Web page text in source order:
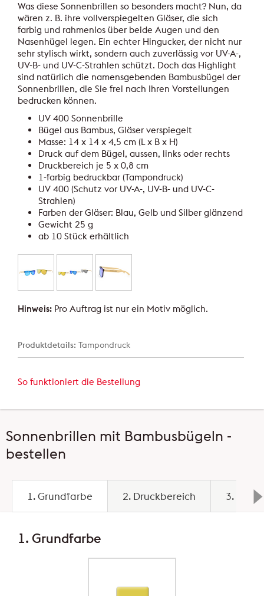
Was diese Sonnenbrillen so besonders macht? Nun, da
wären z. B. ihre vollverspiegelten Gläser, die sich
farbig und rahmenlos über beide Augen und den
Nasenhügel legen. Ein echter Hingucker, der nicht nur
sehr stylisch wirkt, sondern auch zuverlässig vor UV-A-,
UV-B- und UV-C-Strahlen schützt. Doch das Highlight
sind natürlich die namensgebenden Bambusbügel der
Sonnenbrillen, die Sie frei nach Ihren Vorstellungen
bedrucken können.
UV 400 Sonnenbrille
Bügel aus Bambus, Gläser verspiegelt
Masse: 14 x 14 x 4,5 cm (L x B x H)
Druck auf dem Bügel, aussen, links oder rechts
Druckbereich je 5 x 0,8 cm
1-farbig bedruckbar (Tampondruck)
UV 400 (Schutz vor UV-A-, UV-B- und UV-C-
Strahlen)
Farben der Gläser: Blau, Gelb und Silber glänzend
Gewicht 25 g
ab 10 Stück erhältlich
Hinweis: Pro Auftrag ist nur ein Motiv möglich.
Produktdetails: Tampondruck
So funktioniert die Bestellung
Sonnenbrillen mit Bambusbügeln -
bestellen
1. Grundfarbe 2. Druckbereich 3.
1. Grundfarbe